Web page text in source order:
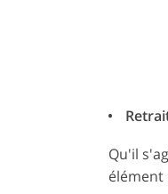
Qu'il
élément